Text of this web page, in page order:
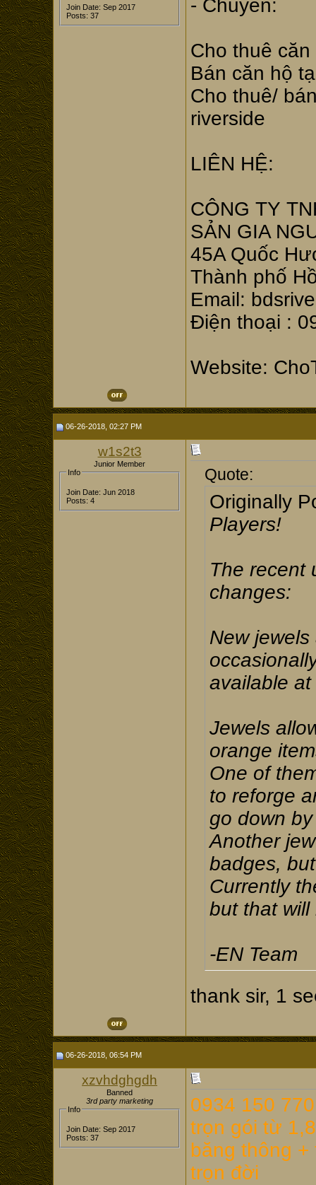
Join Date: Sep 2017
Posts: 37
- Chuyên:
Cho thuê
Bán căn hộ
Cho thuê/
riverside
LIÊN HỆ:
CÔNG TY
SẢN GIA
45A Quốc
Thành phố
Email:
Điện thoại :
Website:
06-26-2018, 02:27 PM
w1s2t3
Junior Member
Info
Join Date: Jun 2018
Posts: 4
Quote:
Originally
Players!
The recent
changes:
New
available
Jewels
orange
One of
to reforge
go down
Another
badges,
Currently
but that will
-EN Team
thank sir, 1
06-26-2018, 06:54 PM
xzvhdghgdh
Banned
3rd party marketing
Info
Join Date: Sep 2017
Posts: 37
0934 150
trọn gói từ
băng thông
trọn đời